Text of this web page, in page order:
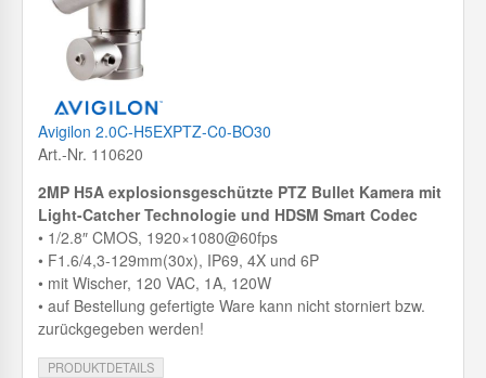
Avigilon 2.0C-H5EXPTZ-C0-BO30
Art.-Nr. 110620
2MP H5A explosionsgeschützte PTZ Bullet Kamera mit
Light-Catcher Technologie und HDSM Smart Codec
• 1/2.8″ CMOS, 1920×1080@60fps
• F1.6/4,3-129mm(30x), IP69, 4X und 6P
• mit Wischer, 120 VAC, 1A, 120W
• auf Bestellung gefertigte Ware kann nicht storniert bzw.
zurückgegeben werden!
PRODUKTDETAILS